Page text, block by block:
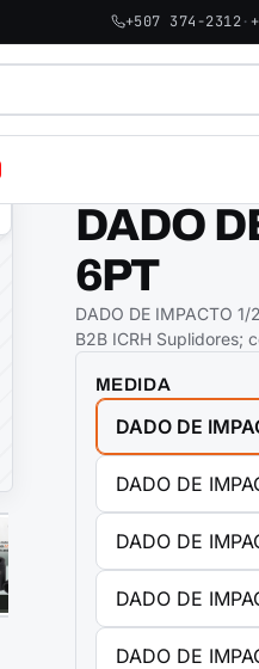
+507 374-2312·
DADO
6PT
DADO DE IMPACTO
B2B ICRH Suplidores;
MEDIDA
DADO DE
DADO DE
DADO DE
DADO DE
DADO DE